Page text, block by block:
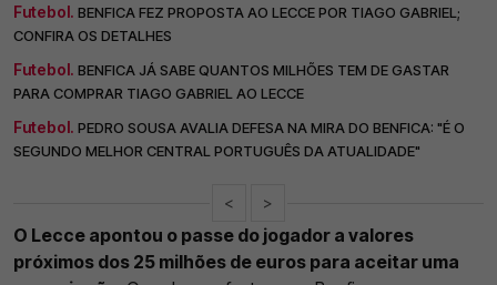
Futebol. BENFICA FEZ PROPOSTA AO LECCE POR TIAGO GABRIEL;
CONFIRA OS DETALHES
Futebol. BENFICA JÁ SABE QUANTOS MILHÕES TEM DE GASTAR
PARA COMPRAR TIAGO GABRIEL AO LECCE
Futebol. PEDRO SOUSA AVALIA DEFESA NA MIRA DO BENFICA: "É O
SEGUNDO MELHOR CENTRAL PORTUGUÊS DA ATUALIDADE"
< >
O Lecce apontou o passe do jogador a valores
próximos dos 25 milhões de euros para aceitar uma